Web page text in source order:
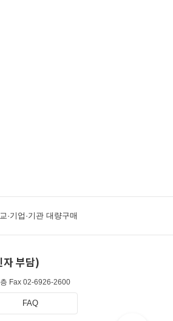
·기업·기관 대량구매
부담)
Fax 02-6926-2600
FAQ